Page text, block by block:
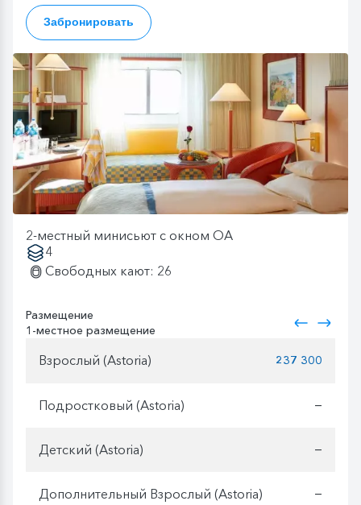
Забронировать
2-местный минисьют с окном OA
4
Свободных кают: 26
Размещение
1-местное размещение
Взрослый (Astoria) 237 300
Подростковый (Astoria) —
Детский (Astoria) —
Дополнительный Взрослый (Astoria) —